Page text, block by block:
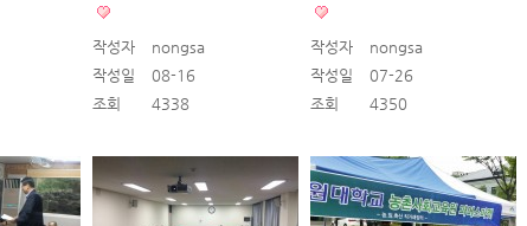
작성자
nongsa
작성일
08-16
조회
4338
작성자
nongsa
작성일
07-26
조회
4350